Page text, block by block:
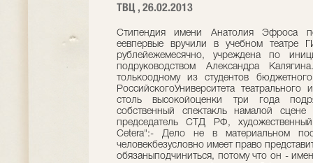
ТВЦ , 26.02.2013
Стипендия имени Анатолия Эфроса
еевпервые вручили в учебном
рублейежемесячно, учреждена по
подруководством Александра
толькоодному из студентов
РоссийскогоУниверситета театрального
столь высокойоценки три года
собственный спектакль намалой
председатель СТД РФ,
Сetera":- Дело не в материальном
человекбезусловно имеет право
обязаныподчиниться, потому что он -